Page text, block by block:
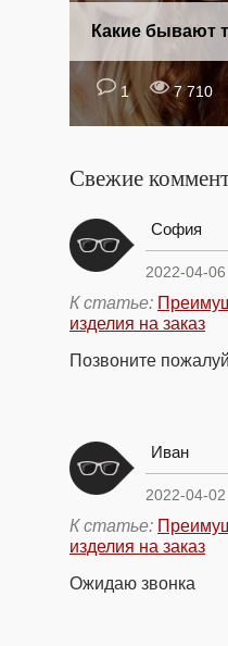
1 7 710
Какие бывают
Свежие
София
2022-04-06
К статье:
изделия на заказ
Позвоните
Иван
2022-04-02
К статье:
изделия на заказ
Ожидаю звонка